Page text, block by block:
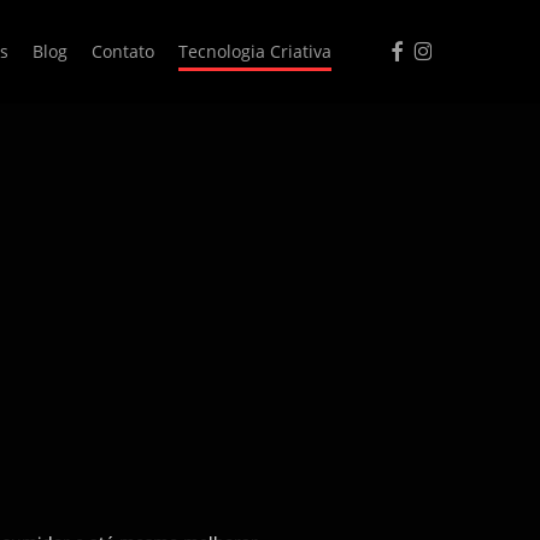
Blog Contato Tecnologia Criativa facebookinstagram